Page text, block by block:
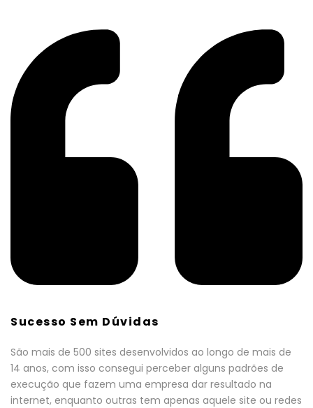
Sucesso Sem Dúvidas
São mais de 500 sites desenvolvidos ao longo de mais de
14 anos, com isso consegui perceber alguns padrões de
execução que fazem uma empresa dar resultado na
internet, enquanto outras tem apenas aquele site ou redes